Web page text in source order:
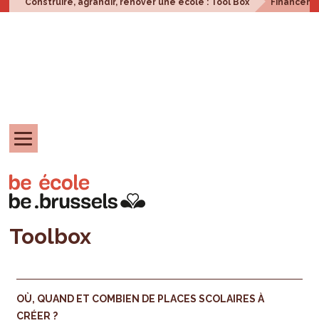
Construire, agrandir, rénover une école : Tool Box
Toolbox
OÙ, QUAND ET COMBIEN DE PLACES SCOLAIRES À
CRÉER ?